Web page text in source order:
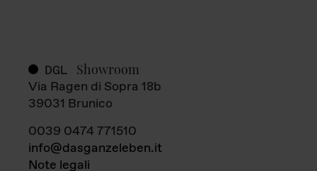
DGL Showroom
Via Ragen di Sopra 18b
39031 Brunico
0039 0474 771510
info@dasganzeleben.it
Note legali